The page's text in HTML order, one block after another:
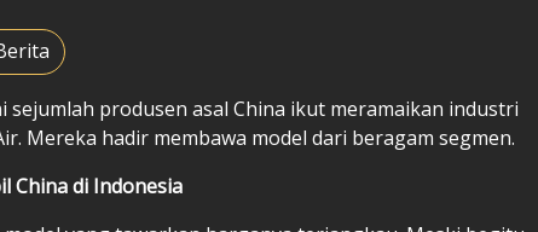
sejumlah produsen asal China ikut meramaikan industri
Mereka hadir membawa model dari beragam segmen.
China di Indonesia